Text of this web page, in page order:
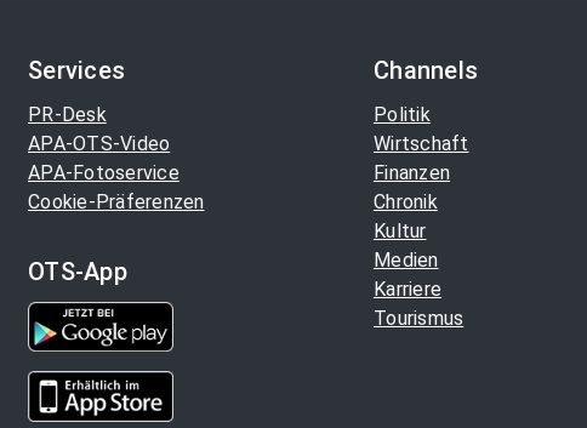
Services
PR-Desk
APA-OTS-Video
APA-Fotoservice
Cookie-Präferenzen
OTS-App
Channels
Politik
Wirtschaft
Finanzen
Chronik
Kultur
Medien
Karriere
Tourismus